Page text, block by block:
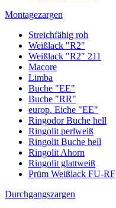
Montagezargen
Streichfähig roh
Weißlack "R2"
Weißlack "R2" 211
Macore
Limba
Buche "EE"
Buche "RR"
europ. Eiche "EE"
Ringodor Buche hell
Ringolit perlweiß
Ringolit Buche hell
Ringolit Ahorn
Ringolit glattweiß
Prüm Weißlack FU-RF
Durchgangszargen